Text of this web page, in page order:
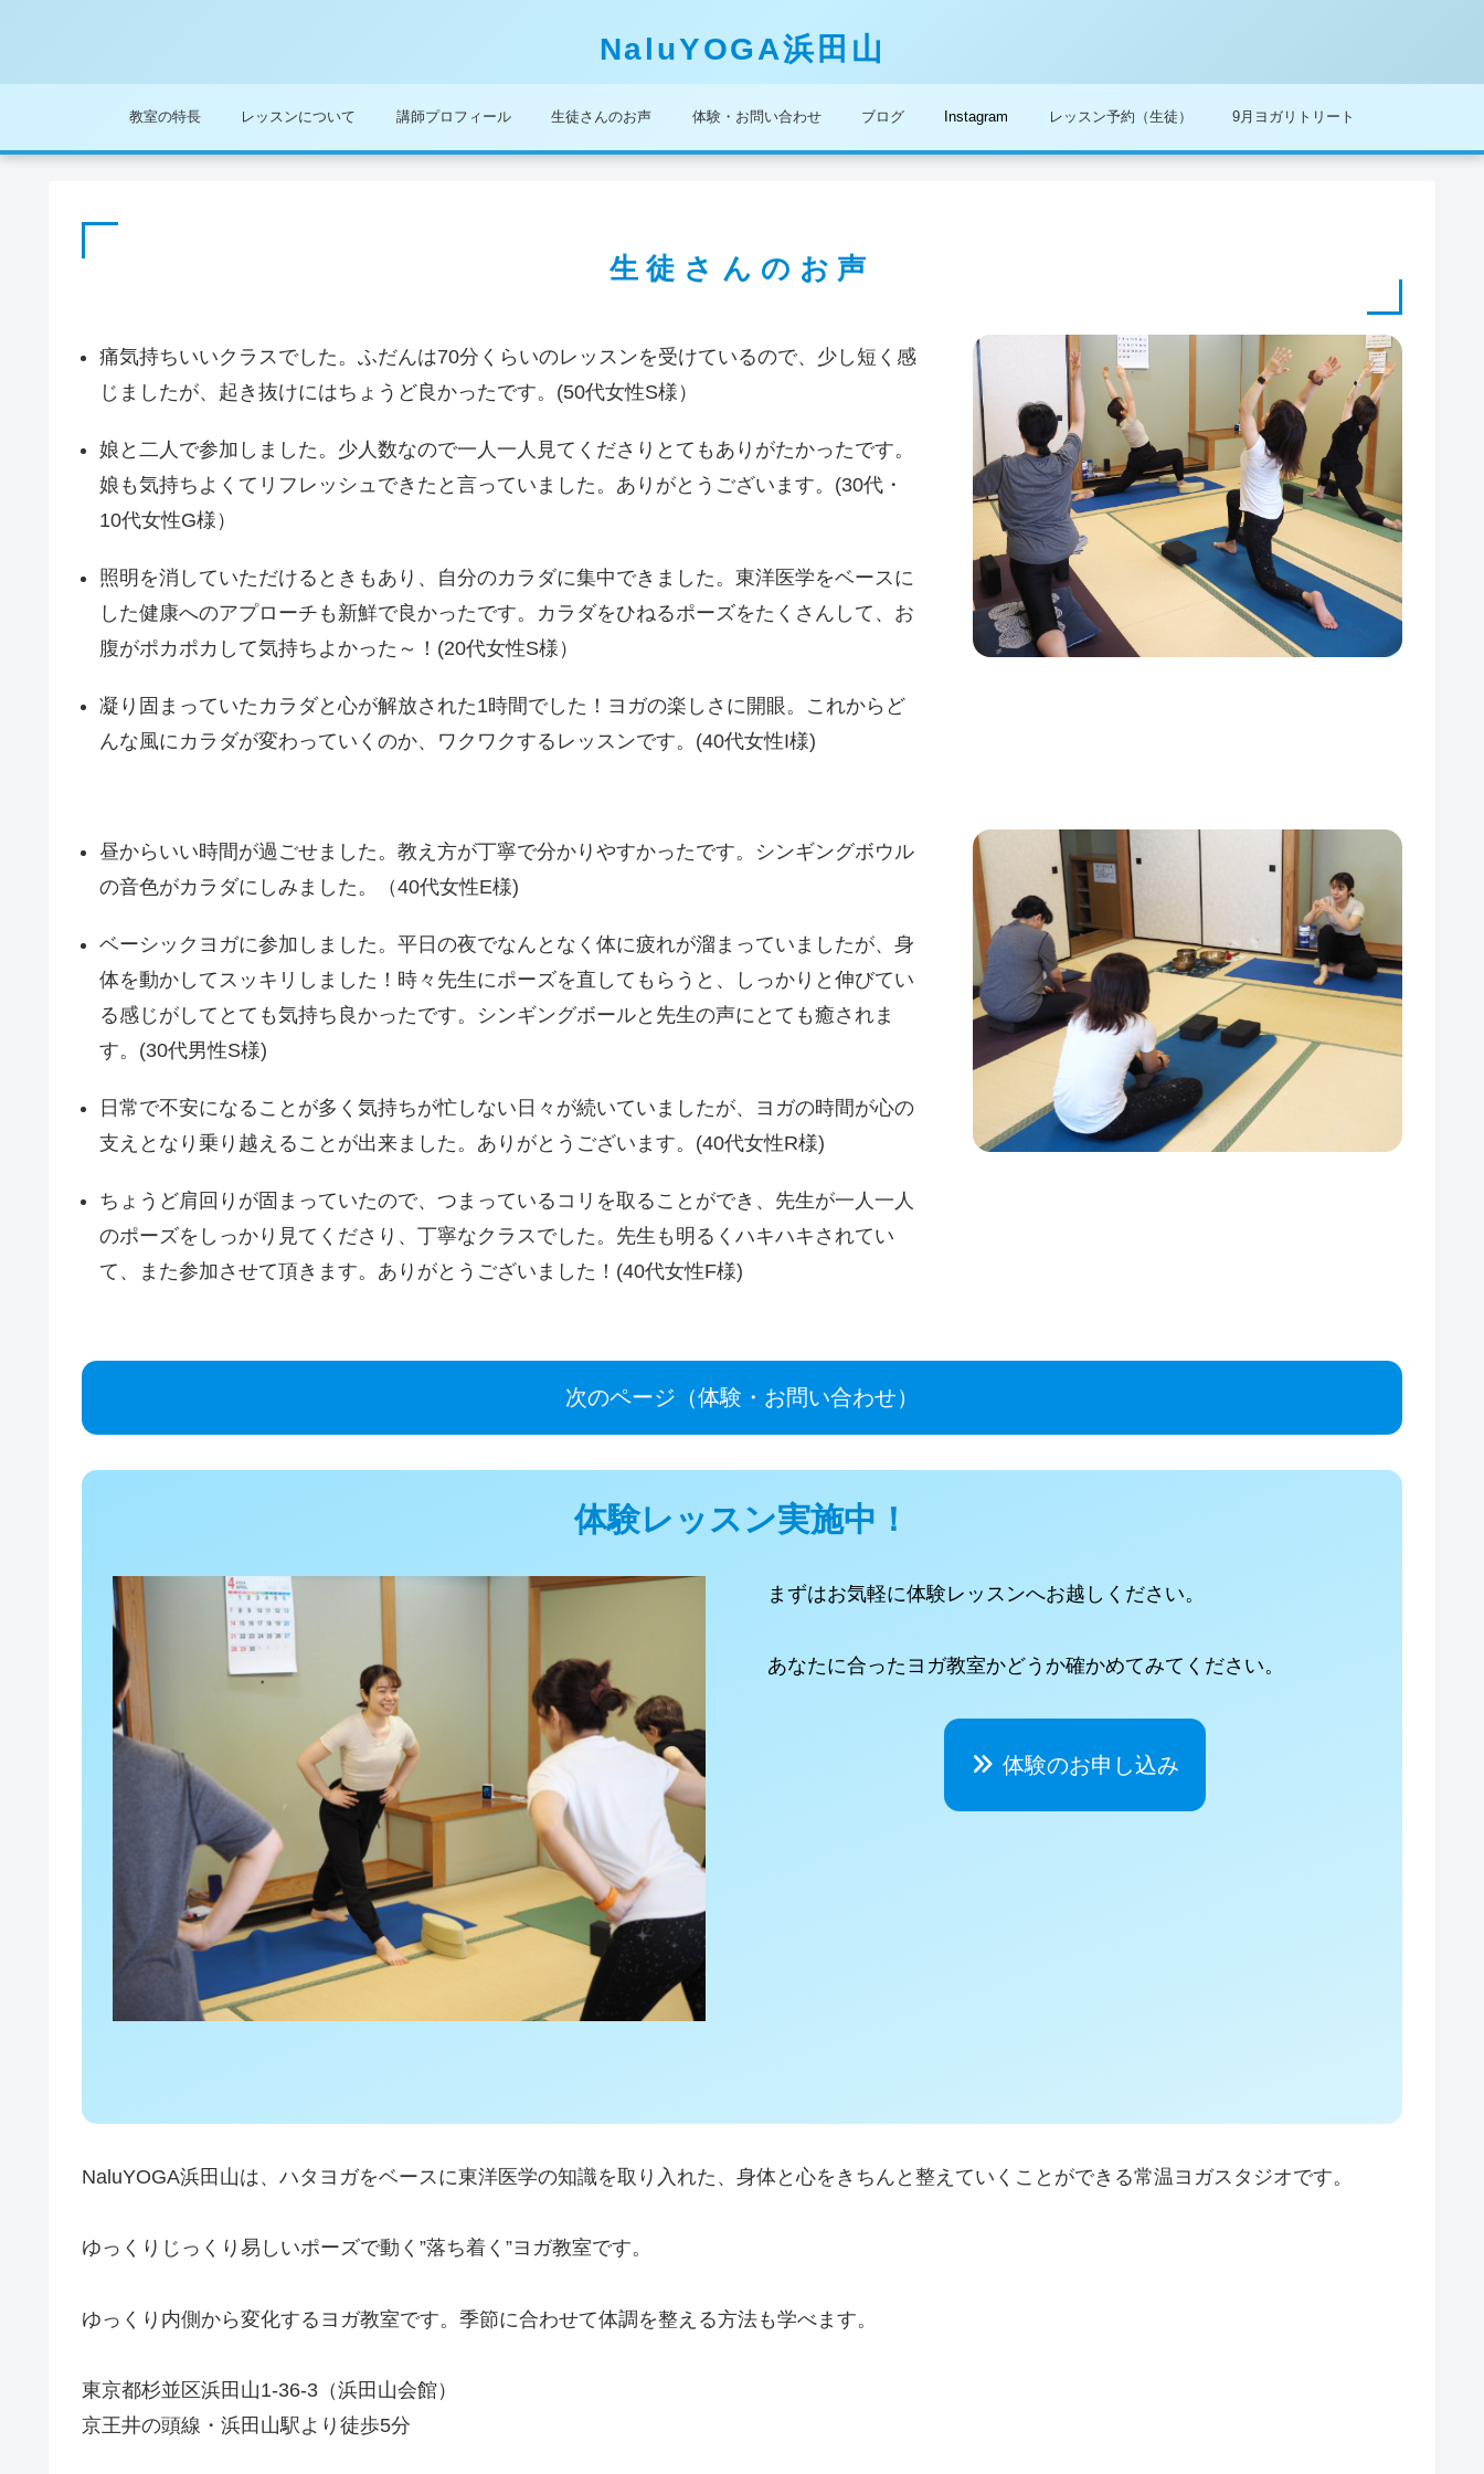
NaluYOGA浜田山
教室の特長 レッスンについて 講師プロフィール 生徒さんのお声 体験・お問い合わせ ブログ Instagram レッスン予約（生徒） 9月ヨガリトリート
生徒さんのお声
痛気持ちいいクラスでした。ふだんは70分くらいのレッスンを受けているので、少し短く感
じましたが、起き抜けにはちょうど良かったです。(50代女性S様）
娘と二人で参加しました。少人数なので一人一人見てくださりとてもありがたかったです。
娘も気持ちよくてリフレッシュできたと言っていました。ありがとうございます。(30代・
10代女性G様）
照明を消していただけるときもあり、自分のカラダに集中できました。東洋医学をベースに
した健康へのアプローチも新鮮で良かったです。カラダをひねるポーズをたくさんして、お
腹がポカポカして気持ちよかった～！(20代女性S様）
凝り固まっていたカラダと心が解放された1時間でした！ヨガの楽しさに開眼。これからど
んな風にカラダが変わっていくのか、ワクワクするレッスンです。(40代女性I様)
昼からいい時間が過ごせました。教え方が丁寧で分かりやすかったです。シンギングボウル
の音色がカラダにしみました。（40代女性E様)
ベーシックヨガに参加しました。平日の夜でなんとなく体に疲れが溜まっていましたが、身
体を動かしてスッキリしました！時々先生にポーズを直してもらうと、しっかりと伸びてい
る感じがしてとても気持ち良かったです。シンギングボールと先生の声にとても癒されま
す。(30代男性S様)
日常で不安になることが多く気持ちが忙しない日々が続いていましたが、ヨガの時間が心の
支えとなり乗り越えることが出来ました。ありがとうございます。(40代女性R様)
ちょうど肩回りが固まっていたので、つまっているコリを取ることができ、先生が一人一人
のポーズをしっかり見てくださり、丁寧なクラスでした。先生も明るくハキハキされてい
て、また参加させて頂きます。ありがとうございました！(40代女性F様)
次のページ（体験・お問い合わせ）
体験レッスン実施中！
まずはお気軽に体験レッスンへお越しください。
あなたに合ったヨガ教室かどうか確かめてみてください。
体験のお申し込み
NaluYOGA浜田山は、ハタヨガをベースに東洋医学の知識を取り入れた、身体と心をきちんと整えていくことができる常温ヨガスタジオです。
ゆっくりじっくり易しいポーズで動く”落ち着く”ヨガ教室です。
ゆっくり内側から変化するヨガ教室です。季節に合わせて体調を整える方法も学べます。
東京都杉並区浜田山1-36-3（浜田山会館）
京王井の頭線・浜田山駅より徒歩5分